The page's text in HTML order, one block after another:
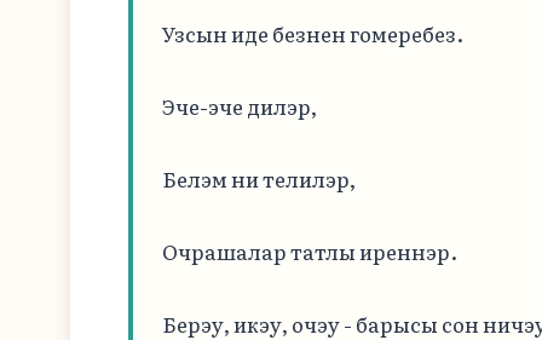
Узсын иде безнен гомеребез.
Эче-эче дилэр,
Белэм ни телилэр,
Очрашалар татлы иреннэр.
Берэу, икэу, очэу - барысы сон